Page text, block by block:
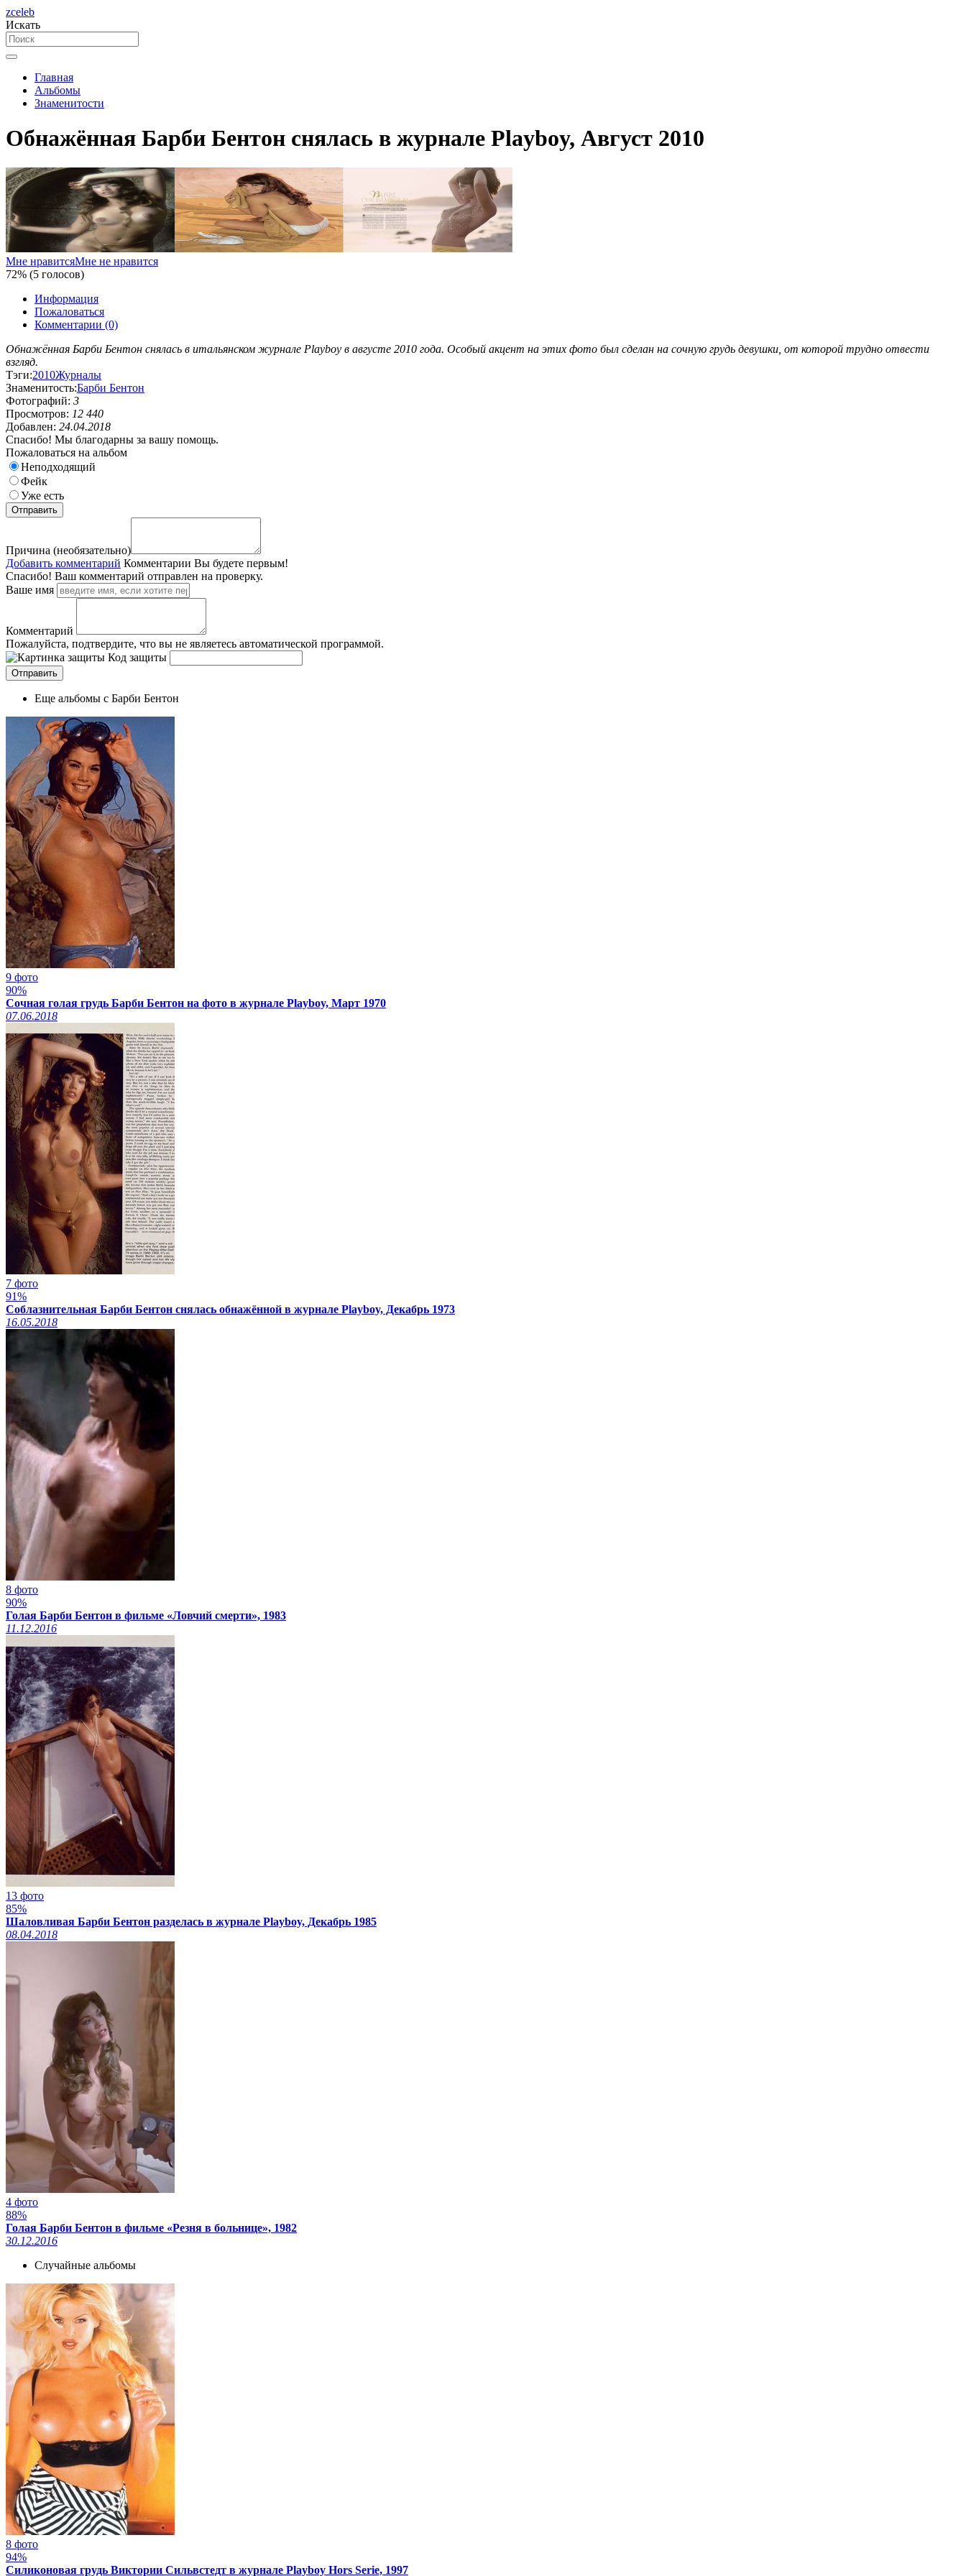
zceleb
Искать
Главная
Альбомы
Знаменитости
Обнажённая Барби Бентон снялась в журнале Playboy, Август 2010
Мне нравитсяМне не нравится
72% (5 голосов)
Информация
Пожаловаться
Комментарии (0)
Обнажённая Барби Бентон снялась в итальянском журнале Playboy в августе 2010 года. Особый акцент на этих фото был сделан на сочную грудь девушки, от которой трудно отвести
взгляд.
Тэги:2010Журналы
Знаменитость:Барби Бентон
Фотографий: 3
Просмотров: 12 440
Добавлен: 24.04.2018
Спасибо! Мы благодарны за вашу помощь.
Пожаловаться на альбом
Неподходящий
Фейк
Уже есть
Причина (необязательно)
Добавить комментарий Комментарии Вы будете первым!
Спасибо! Ваш комментарий отправлен на проверку.
Ваше имя
Комментарий
Пожалуйста, подтвердите, что вы не являетесь автоматической программой.
Код защиты
Еще альбомы с Барби Бентон
9 фото
90%
Сочная голая грудь Барби Бентон на фото в журнале Playboy, Март 1970
07.06.2018
7 фото
91%
Соблазнительная Барби Бентон снялась обнажённой в журнале Playboy, Декабрь 1973
16.05.2018
8 фото
90%
Голая Барби Бентон в фильме «Ловчий смерти», 1983
11.12.2016
13 фото
85%
Шаловливая Барби Бентон разделась в журнале Playboy, Декабрь 1985
08.04.2018
4 фото
88%
Голая Барби Бентон в фильме «Резня в больнице», 1982
30.12.2016
Случайные альбомы
8 фото
94%
Силиконовая грудь Виктории Сильвстедт в журнале Playboy Hors Serie, 1997